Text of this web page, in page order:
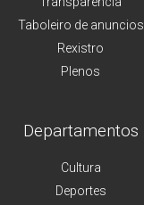
Taboleiro de anuncios
Rexistro
Plenos
Departamentos
Cultura
Deportes